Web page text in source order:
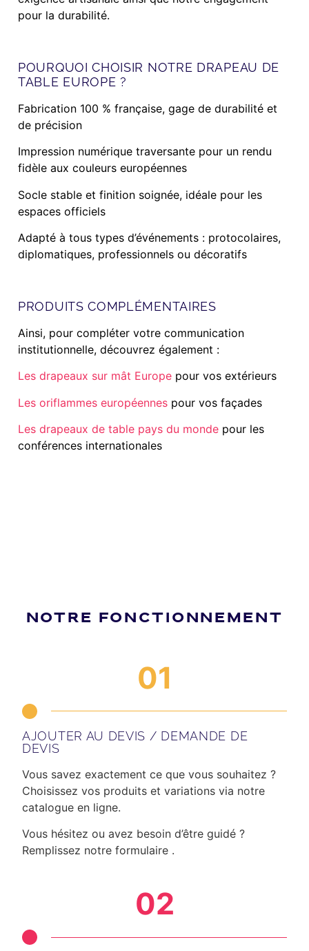
pour la durabilité.
POURQUOI CHOISIR NOTRE DRAPEAU DE
TABLE EUROPE ?
Fabrication 100 % française, gage de durabilité et
de précision
Impression numérique traversante pour un rendu
fidèle aux couleurs européennes
Socle stable et finition soignée, idéale pour les
espaces officiels
Adapté à tous types d’événements : protocolaires,
diplomatiques, professionnels ou décoratifs
PRODUITS COMPLÉMENTAIRES
Ainsi, pour compléter votre communication
institutionnelle, découvrez également :
Les drapeaux sur mât Europe pour vos extérieurs
Les oriflammes européennes pour vos façades
Les drapeaux de table pays du monde pour les
conférences internationales
NOTRE FONCTIONNEMENT
01
AJOUTER AU DEVIS / DEMANDE DE
DEVIS
Vous savez exactement ce que vous souhaitez ?
Choisissez vos produits et variations via notre
catalogue en ligne.
Vous hésitez ou avez besoin d’être guidé ?
Remplissez notre formulaire .
02